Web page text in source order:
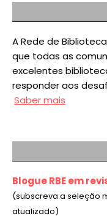
A Rede de
que todas as
excelentes
responder aos
Saber mais
Blogue RBE em
(subscreva a seleção
atualizado)